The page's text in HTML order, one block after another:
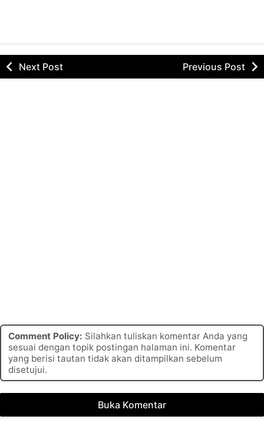
Next Post Previous Post
Comment Policy: Silahkan tuliskan komentar Anda yang
sesuai dengan topik postingan halaman ini. Komentar
yang berisi tautan tidak akan ditampilkan sebelum
disetujui.
Buka Komentar